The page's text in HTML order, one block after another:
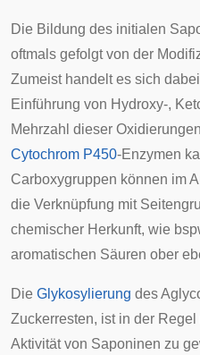
Die Bildung des initialen
oftmals gefolgt von der
Zumeist handelt es sich
Einführung von Hydroxy-,
Mehrzahl dieser
Cytochrom P450-Enzymen
Carboxygruppen können im
die Verknüpfung mit
chemischer Herkunft, wie
aromatischen Säuren ober
Die Glykosylierung des
Zuckerresten, ist in der
Aktivität von Saponinen zu